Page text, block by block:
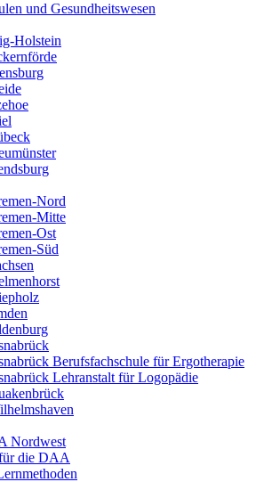
und Gesundheitswesen
Holstein
Nord
Mitte
Ost
Süd
Berufsfachschule für Ergotherapie
Lehranstalt für Logopädie
Nordwest
die DAA